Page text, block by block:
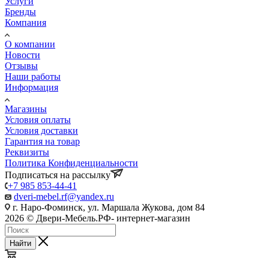
Бренды
Компания
О компании
Новости
Отзывы
Наши работы
Информация
Магазины
Условия оплаты
Условия доставки
Гарантия на товар
Реквизиты
Политика Конфиденциальности
Подписаться на рассылку
+7 985 853-44-41
dveri-mebel.rf@yandex.ru
г. Наро-Фоминск, ул. Маршала Жукова, дом 84
2026 © Двери-Мебель.РФ- интернет-магазин
Найти